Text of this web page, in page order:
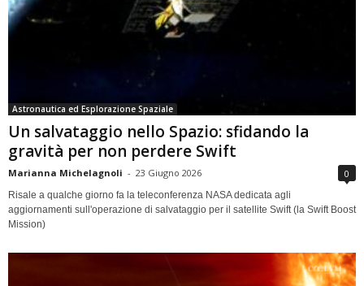
Astronautica ed Esplorazione Spaziale
Un salvataggio nello Spazio: sfidando la
gravità per non perdere Swift
Marianna Michelagnoli - 23 Giugno 2026 0
Risale a qualche giorno fa la teleconferenza NASA dedicata agli
aggiornamenti sull'operazione di salvataggio per il satellite Swift (la Swift Boost
Mission)